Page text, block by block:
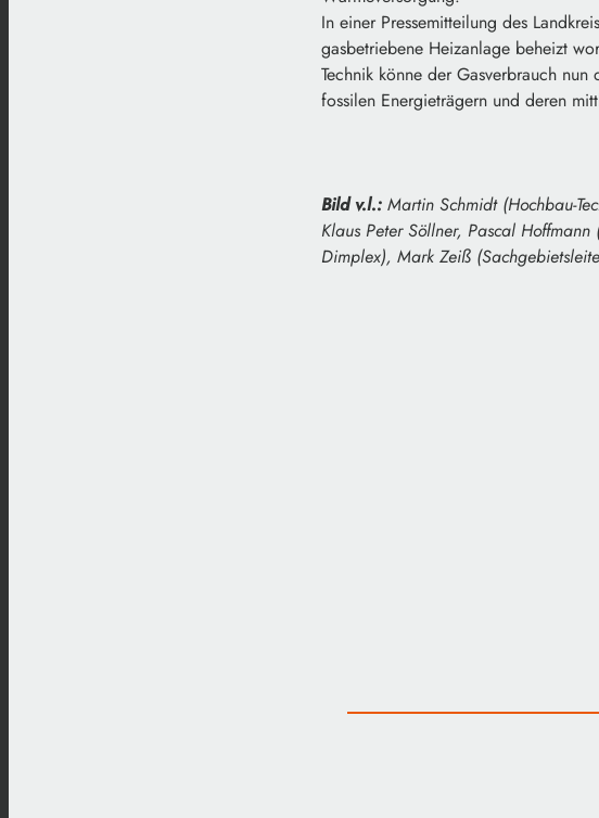
In einer Pressemitteilung des
gasbetriebene Heizanlage beheizt
Technik könne der Gasverbrauch
fossilen Energieträgern und deren
Bild v.l.: Martin Schmidt (Hochbau-
Klaus Peter Söllner, Pascal
Dimplex), Mark Zeiß